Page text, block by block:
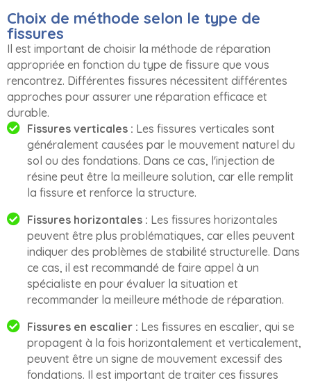
Choix de méthode selon le type de
fissures
Il est important de choisir la méthode de réparation
appropriée en fonction du type de fissure que vous
rencontrez. Différentes fissures nécessitent différentes
approches pour assurer une réparation efficace et
durable.
Fissures verticales : Les fissures verticales sont
généralement causées par le mouvement naturel du
sol ou des fondations. Dans ce cas, l'injection de
résine peut être la meilleure solution, car elle remplit
la fissure et renforce la structure.
Fissures horizontales : Les fissures horizontales
peuvent être plus problématiques, car elles peuvent
indiquer des problèmes de stabilité structurelle. Dans
ce cas, il est recommandé de faire appel à un
spécialiste en pour évaluer la situation et
recommander la meilleure méthode de réparation.
Fissures en escalier : Les fissures en escalier, qui se
propagent à la fois horizontalement et verticalement,
peuvent être un signe de mouvement excessif des
fondations. Il est important de traiter ces fissures